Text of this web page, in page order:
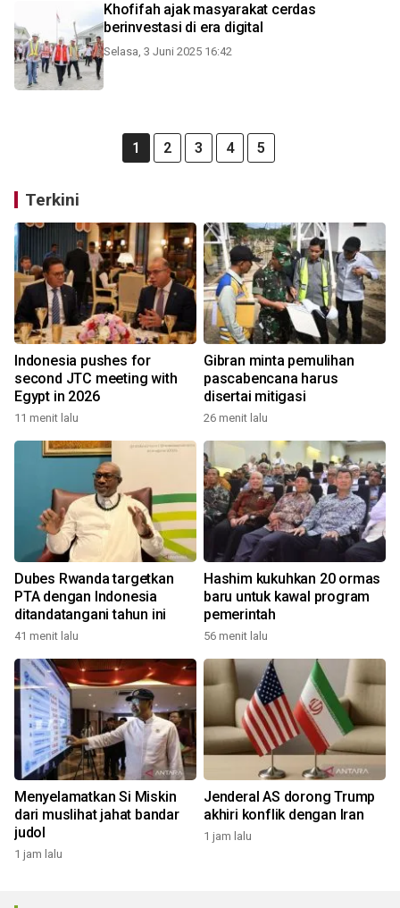
Khofifah ajak masyarakat cerdas
berinvestasi di era digital
Selasa, 3 Juni 2025 16:42
1 2 3 4 5
Terkini
Indonesia pushes for
second JTC meeting with
Egypt in 2026
11 menit lalu
Gibran minta pemulihan
pascabencana harus
disertai mitigasi
26 menit lalu
Dubes Rwanda targetkan
PTA dengan Indonesia
ditandatangani tahun ini
41 menit lalu
Hashim kukuhkan 20 ormas
baru untuk kawal program
pemerintah
56 menit lalu
Menyelamatkan Si Miskin
dari muslihat jahat bandar
judol
1 jam lalu
Jenderal AS dorong Trump
akhiri konflik dengan Iran
1 jam lalu